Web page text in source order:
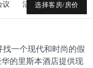
议 活动 媒体库
选择客房/房价
一个现代和时尚的假
华的里斯本酒店提供现